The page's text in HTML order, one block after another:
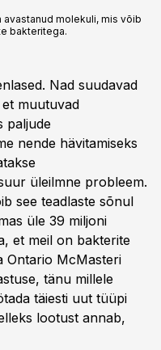
molekuli, mis võib
bakteritega.
Nad suudavad
muutuvad
paljude
nende hävitamiseks
üleilmne probleem.
see teadlaste sõnul
üle 39 miljoni
et meil on bakterite
Ontario McMasteri
tänu millele
täiesti uut tüüpi
lootust annab,